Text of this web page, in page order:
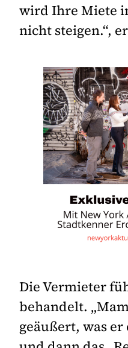
wird Ihre Miete
nicht steigen.“,
Die Vermieter
behandelt.
geäußert, was